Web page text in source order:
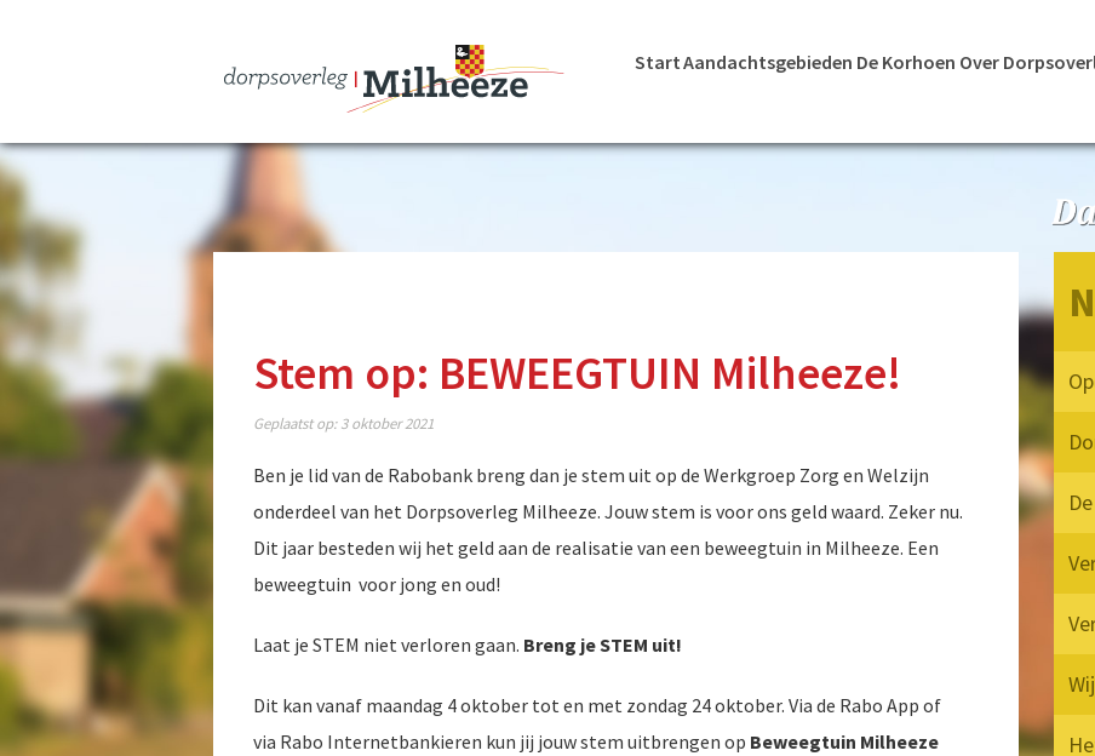
StartAandachtsgebieden De Korhoen Over
Stem op: BEWEEGTUIN Milheeze!
Geplaatst op:3 oktober 2021
Ben je lid van de Rabobank breng dan je stem uit op de Werkgroep Zorg en Welzijn
onderdeel van het Dorpsoverleg Milheeze. Jouw stem is voor ons geld waard. Zeker nu.
Dit jaar besteden wij het geld aan de realisatie van een beweegtuin in Milheeze. Een
beweegtuin voor jong en oud!
Laat je STEM niet verloren gaan. Breng je STEM uit!
Dit kan vanaf maandag 4 oktober tot en met zondag 24 oktober. Via de Rabo App of
via Rabo Internetbankieren kun jij jouw stem uitbrengen op Beweegtuin Milheeze